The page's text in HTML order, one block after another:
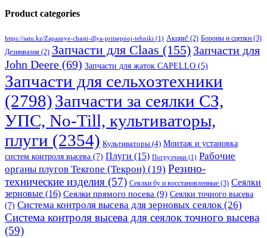
Product categories
https://satu.kz/Zapasnye-chasti-dlya-pritsepnoj-tehniki (1) Акции! (2) Бороны и сцепки (3)
Дезинвазия (2) Запчасти для Claas (155) Запчасти для
John Deere (69) Запчасти для жаток CAPELLO (5)
Запчасти для сельхозтехники
(2798)Запчасти за сеялки СЗ,
УПС, No-Till, культиваторы,
плуги (2354) Культиваторы (4) Монтаж и установка
систем контроля высева (7) Плуги (15) Погрузчики (1) Рабочие
органы плугов Текrоne (Текрон) (19) Резино-
технические изделия (57) Сеялки бу и восстановленные (3) Сеялки
зерновые (16) Сеялки прямого посева (9) Сеялки точного высева
(7) Система контроля высева для зерновых сеялок (26)
Система контроля высева для сеялок точного высева
(59)